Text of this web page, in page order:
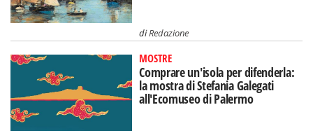
diRedazione
MOSTRE
Comprare un'isola per difenderla:
la mostra di Stefania Galegati
all'Ecomuseo di Palermo